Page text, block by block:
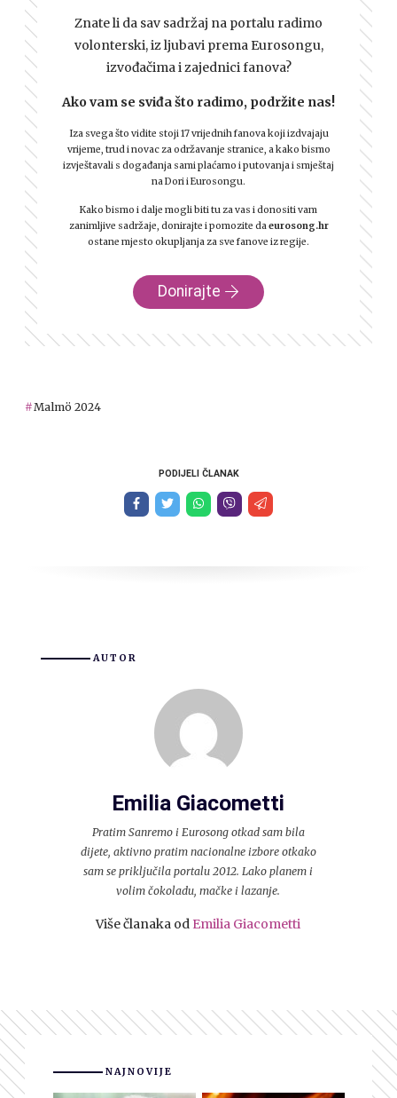
Znate li da sav sadržaj na portalu radimo
volonterski, iz ljubavi prema Eurosongu,
izvođačima i zajednici fanova?
Ako vam se sviđa što radimo, podržite nas!
Iza svega što vidite stoji 17 vrijednih fanova koji izdvajaju
vrijeme, trud i novac za održavanje stranice, a kako bismo
izvještavali s događanja sami plaćamo i putovanja i smještaj
na Dori i Eurosongu.
Kako bismo i dalje mogli biti tu za vas i donositi vam
zanimljive sadržaje, donirajte i pomozite daeurosong.hr
ostane mjesto okupljanja za sve fanove iz regije.
Donirajte
Malmö 2024
PODIJELI ČLANAK
AUTOR
Emilia Giacometti
Pratim Sanremo i Eurosong otkad sam bila
dijete, aktivno pratim nacionalne izbore otkako
sam se priključila portalu 2012. Lako planem i
volim čokoladu, mačke i lazanje.
Više članaka od Emilia Giacometti
NAJNOVIJE